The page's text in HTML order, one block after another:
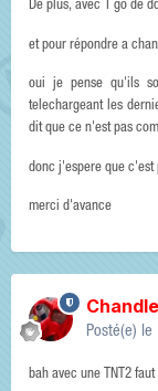
De plus, avec 1 go de
et pour répondre a
oui je pense qu'ils
telechargeant les
dit que ce n'est pas
donc j'espere que
merci d'avance
Posté(e) le
bah avec une TNT2